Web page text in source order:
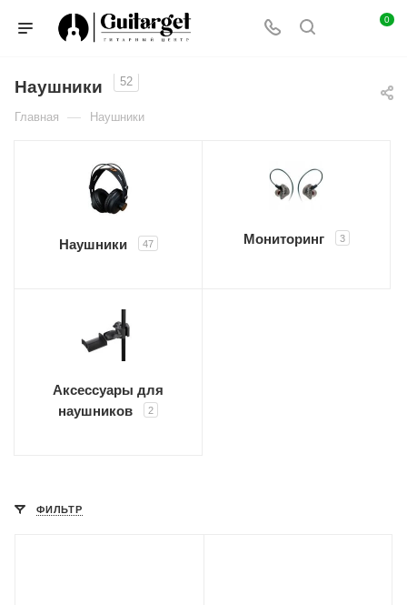
0
Наушники 52
Главная — Наушники
Наушники 47 Мониторинг 3
Аксессуары для
наушников
2
ФИЛЬТР